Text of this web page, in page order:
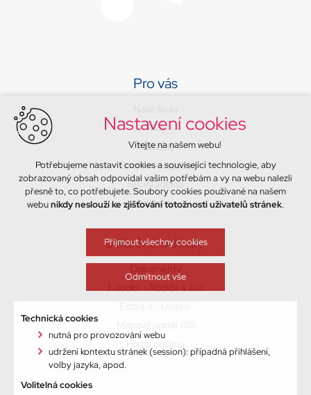
Pro vás
Třídy
Aktuality
Sport a volný čas
Školní jídelna
Kontakty
Užitečné odkazy
Nastavení cookies
Vítejte na našem webu!
Potřebujeme nastavit cookies a související technologie, aby
zobrazovaný obsah odpovídal vašim potřebám a vy na webu nalezli
přesně to, co potřebujete. Soubory cookies používané na našem
webunikdy neslouží ke zjišťování totožnosti uživatelů stránek.
Přijmout všechny cookies
Odmítnout vše
Technická cookies
nutná pro provozování webu
udržení kontextu stránek (session): případná přihlášení,
volby jazyka, apod.
Volitelná cookies